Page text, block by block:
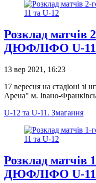
Розклад матчів
ДЮФЛІФО U-11
13 вер 2021, 16:23
17 вересня на стадіоні
Арена" м. Івано-
U-12 та U-11. Змагання
Розклад матчів
ДЮФЛІФО U-11